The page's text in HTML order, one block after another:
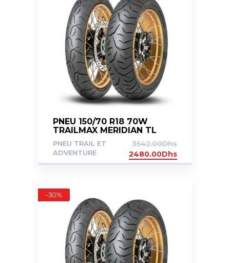
PNEU 150/70 R18 70W
TRAILMAX MERIDIAN TL
PNEU TRAIL ET
ADVENTURE
3542.00Dhs
2480.00Dhs
-30%